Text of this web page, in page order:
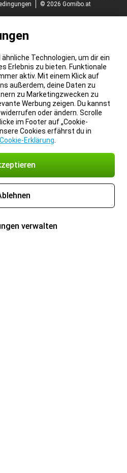
© 2026 Gomibo.at
Technologien, um dir ein
Erlebnis zu bieten. Funktionale
aktiv. Mit einem Klick auf
außerdem, deine Daten zu
zu Marketingzwecken zu
Werbung zeigen. Du kannst
oder ändern. Scrolle
im Footer auf „Cookie-
Cookies erfährst du in
Cookie-Erklärung
verwalten